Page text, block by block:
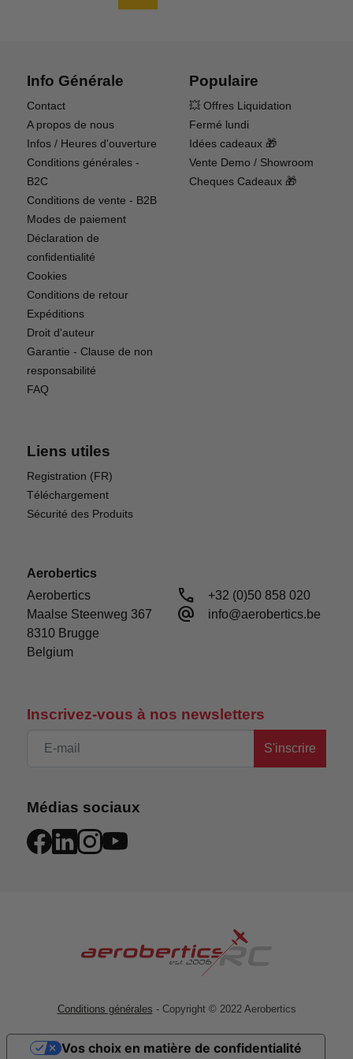
indésirables tels que la surcharge, la surdécharge
vol.
Que vous soyez un pilote chevronné ou que vous
construisiez votre prochain chef-d'œuvre de
voltige, la batterie Spektrum Smart G2 Pro Series
Air LiPo offre la performance et l'intelligence
auxquelles vous pouvez faire confiance.
Disponible dès maintenant chez Aerobertics—
votre partenaire en matière de solutions RC de
haute performance.
Inscrivez-vous à nos newsletters
S'inscrire
Médias sociaux
Info Générale
Contact
A propos de nous
Infos / Heures d'ouverture
Conditions générales -
B2C
Conditions de vente - B2B
Modes de paiement
Déclaration de
confidentialité
Cookies
Conditions de retour
Expéditions
Droit d'auteur
Garantie - Clause de non
responsabilité
FAQ
Populaire
💥 Offres Liquidation
Fermé lundi
Idées cadeaux 🎁
Vente Demo / Showroom
Cheques Cadeaux 🎁
Liens utiles
Registration (FR)
Téléchargement
Sécurité des Produits
Aerobertics
Aerobertics
Maalse Steenweg 367
8310 Brugge
Belgium
call +32 (0)50 858 020
alternate_email info@aerobertics.be
Conditions générales - Copyright © 2022 Aerobertics
Vos choix en matière de confidentialité